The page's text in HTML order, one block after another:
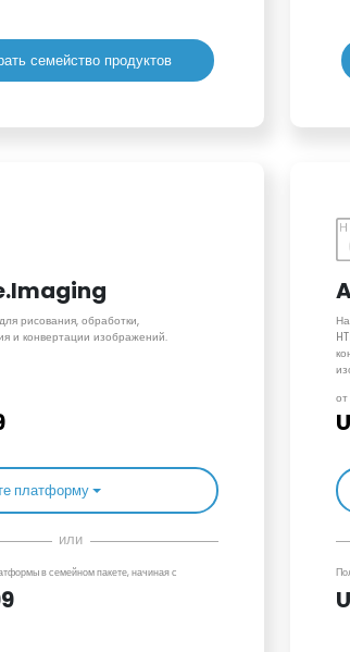
семейство продуктов
рисования, обработки,
и конвертации изображений.
платформу
или
в семейном пакете, начиная с
от